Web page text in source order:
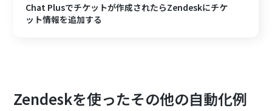
Chat Plusでチケットが作成されたらZendeskにチケ
ット情報を追加する
Zendeskを使ったその他の自動化例